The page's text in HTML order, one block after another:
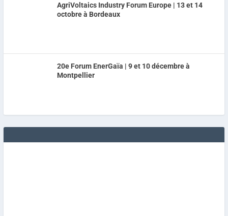
AgriVoltaics Industry Forum Europe | 13 et 14
octobre à Bordeaux
20e Forum EnerGaïa | 9 et 10 décembre à
Montpellier